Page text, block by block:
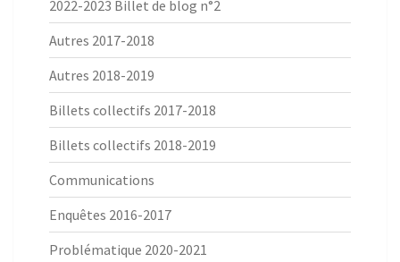
2022-2023 Billet de blog n°2
Autres 2017-2018
Autres 2018-2019
Billets collectifs 2017-2018
Billets collectifs 2018-2019
Communications
Enquêtes 2016-2017
Problématique 2020-2021